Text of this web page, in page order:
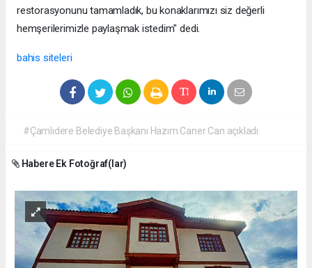
restorasyonunu tamamladık, bu konaklarımızı siz değerli
hemşerilerimizle paylaşmak istedim" dedi.
bahis siteleri
#Çamlıdere Belediye Başkanı Hazım Caner Can açıkladı
Habere Ek Fotoğraf(lar)